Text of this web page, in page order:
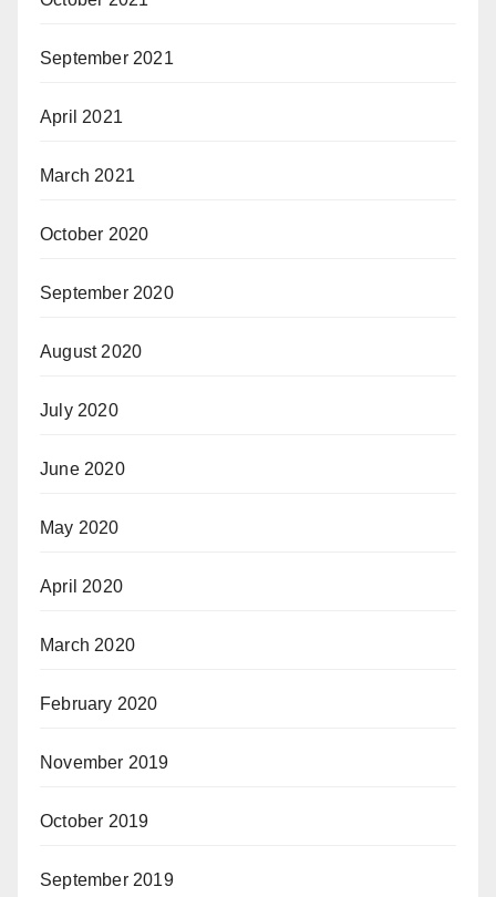
September 2021
April 2021
March 2021
October 2020
September 2020
August 2020
July 2020
June 2020
May 2020
April 2020
March 2020
February 2020
November 2019
October 2019
September 2019